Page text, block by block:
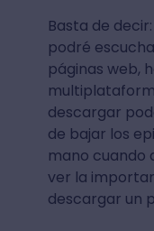
Basta de
podré
páginas web,
descargar
de bajar los
mano cuando
ver la
descargar un